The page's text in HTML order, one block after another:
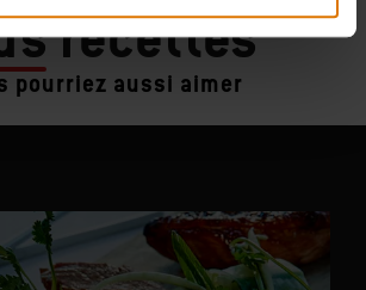
recettes
pourriez aussi aimer